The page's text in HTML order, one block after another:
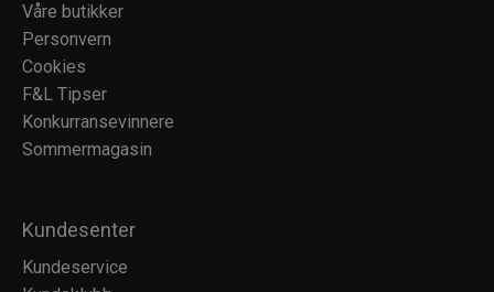
Våre butikker
Personvern
Cookies
F&L Tipser
Konkurransevinnere
Sommermagasin
Kundesenter
Kundeservice